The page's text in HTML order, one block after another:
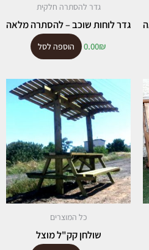
גדר להסתרה חלקית
גדר לוחות שוכב – להסתרה מלאה
0.00₪ הוספה לסל
כל המוצרים
שולחן קק"ל מוצל